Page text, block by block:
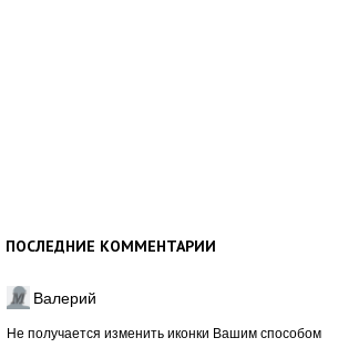
ПОСЛЕДНИЕ КОММЕНТАРИИ
Валерий
Не получается изменить иконки Вашим способом